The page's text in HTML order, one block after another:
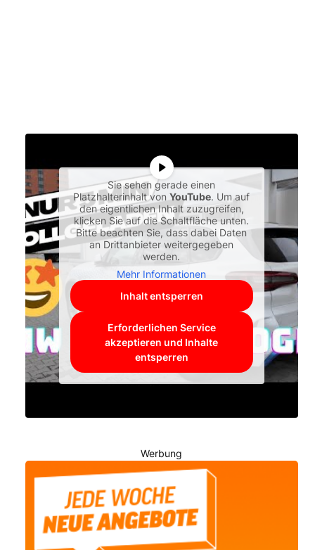
Sie sehen gerade einen
Platzhalterinhalt vonYouTube. Um auf
den eigentlichen Inhalt zuzugreifen,
klicken Sie auf die Schaltfläche unten.
Bitte beachten Sie, dass dabei Daten
an Drittanbieter weitergegeben
werden.
Mehr Informationen
Inhalt entsperren
Erforderlichen Service
akzeptieren und Inhalte
entsperren
Werbung